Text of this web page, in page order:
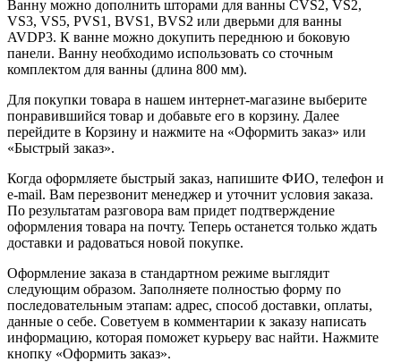
Ванну можно дополнить шторами для ванны CVS2, VS2,
VS3, VS5, PVS1, BVS1, BVS2 или дверьми для ванны
AVDP3. К ванне можно докупить переднюю и боковую
панели. Ванну необходимо использовать со сточным
комплектом для ванны (длина 800 мм).
Для покупки товара в нашем интернет-магазине выберите
понравившийся товар и добавьте его в корзину. Далее
перейдите в Корзину и нажмите на «Оформить заказ» или
«Быстрый заказ».
Когда оформляете быстрый заказ, напишите ФИО, телефон и
e-mail. Вам перезвонит менеджер и уточнит условия заказа.
По результатам разговора вам придет подтверждение
оформления товара на почту. Теперь останется только ждать
доставки и радоваться новой покупке.
Оформление заказа в стандартном режиме выглядит
следующим образом. Заполняете полностью форму по
последовательным этапам: адрес, способ доставки, оплаты,
данные о себе. Советуем в комментарии к заказу написать
информацию, которая поможет курьеру вас найти. Нажмите
кнопку «Оформить заказ».